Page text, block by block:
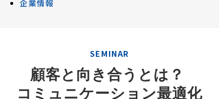
企業情報
SEMINAR
顧客と向き合うとは？
コミュニケーション最適化